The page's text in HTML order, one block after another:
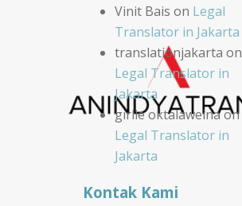
Vinit Bais on Legal
Translator in Jakarta
translationjakarta on
Legal Translator in
Jakarta
girlie oktalaweinaon
Legal Translator in
Jakarta
Kontak Kami